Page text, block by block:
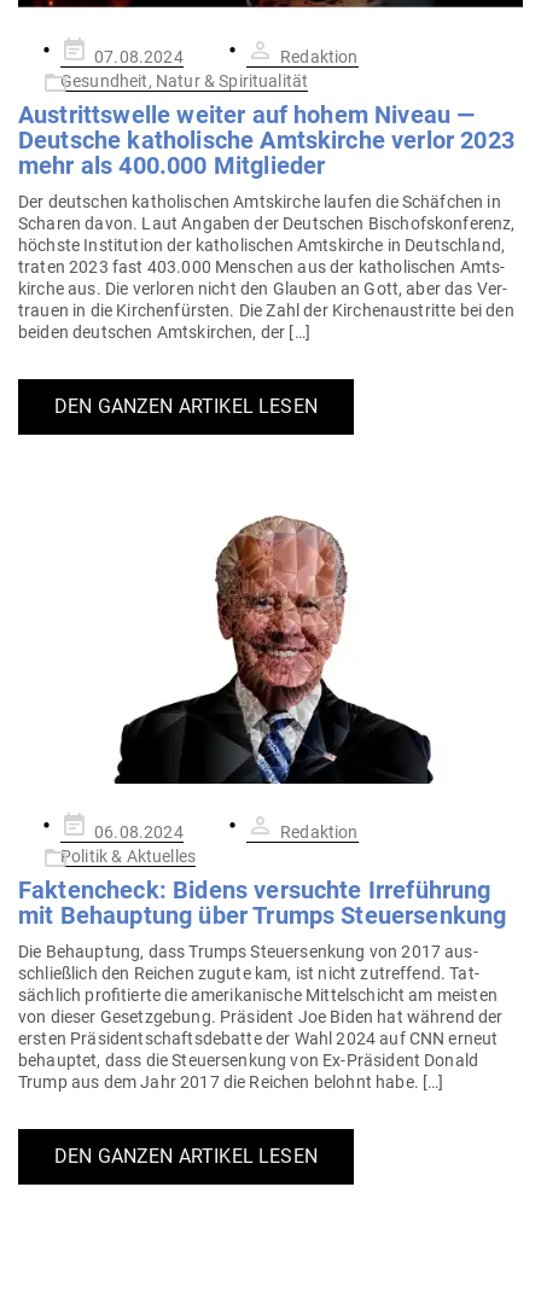
Gepostet
am
07.08.2024
Redaktion
Gesundheit, Natur & Spiritualität
Aus­tritts­welle weiter auf hohem Niveau —
Deutsche katho­lische Amts­kirche verlor 2023
mehr als 400.000 Mitglieder
Der deut­schen katho­li­schen Amts­kirche laufen die Schäfchen in
Scharen davon. Laut Angaben der Deut­schen Bischofs­kon­ferenz,
höchste Insti­tution der katho­li­schen Amts­kirche in Deutschland,
traten 2023 fast 403.000 Men­schen aus der katho­li­schen Amts­
kirche aus. Die ver­loren nicht den Glauben an Gott, aber das Ver­
trauen in die Kir­chen­fürsten. Die Zahl der Kir­chen­aus­tritte bei den
beiden deut­schen Amts­kirchen, der […]
DEN GANZEN ARTIKEL LESEN
Gepostet
am
06.08.2024
Redaktion
Politik & Aktuelles
Fak­ten­check: Bidens ver­suchte Irre­führung
mit Behauptung über Trumps Steuersenkung
Die Behauptung, dass Trumps Steu­er­senkung von 2017 aus­
schließlich den Reichen zugute kam, ist nicht zutreffend. Tat­
sächlich pro­fi­tierte die ame­ri­ka­nische Mit­tel­schicht am meisten
von dieser Gesetz­gebung. Prä­sident Joe Biden hat während der
ersten Prä­si­dent­schafts­de­batte der Wahl 2024 auf CNN erneut
behauptet, dass die Steu­er­senkung von Ex-Prä­­sident Donald
Trump aus dem Jahr 2017 die Reichen belohnt habe. […]
DEN GANZEN ARTIKEL LESEN